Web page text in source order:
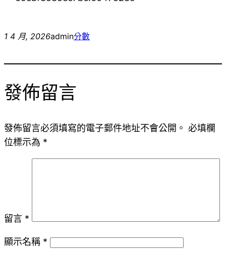
1 4 月, 2026admin分數
發佈留言
發佈留言必須填寫的電子郵件地址不會公開。 必填欄
位標示為 *
留言 *
顯示名稱 *